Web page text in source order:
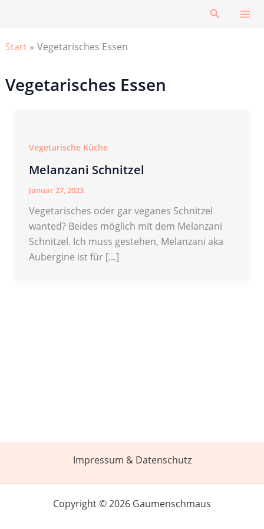
Suchen
Start Vegetarisches Essen
Vegetarisches Essen
Vegetarische Küche
Melanzani Schnitzel
Januar 27, 2023
Vegetarisches oder gar veganes Schnitzel
wanted? Beides möglich mit dem Melanzani
Schnitzel. Ich muss gestehen, Melanzani aka
Aubergine ist für […]
Impressum & Datenschutz
Copyright © 2026 Gaumenschmaus